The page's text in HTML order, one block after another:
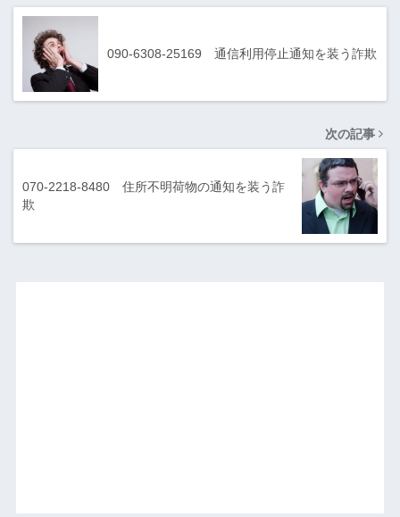
090-6308-25169 通信利用停止通知を装う詐欺
次の記事
070-2218-8480 住所不明荷物の通知を装う詐
欺